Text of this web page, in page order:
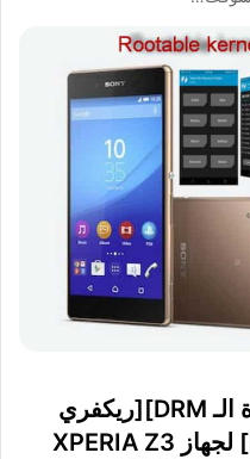
[كيرنال معدل يدعم استعادة الـ DRM][ريكفري
TWRP][روت Nougat 7.0] لجهاز XPERIA Z3